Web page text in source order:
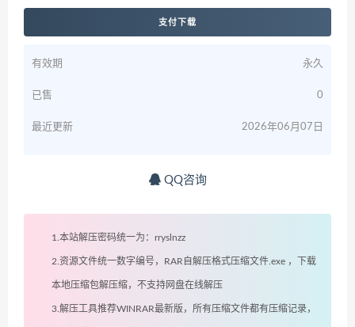
支付下载
有效期 永久
已售 0
最近更新 2026年06月07日
QQ咨询
1.本站解压密码统一为：rryslnzz
2.资源文件统一数字编号，RAR自解压格式压缩文件.exe ，下载
本地压缩包解压缩，不支持网盘在线解压
3.解压工具推荐WINRAR最新版，所有压缩文件都有压缩记录，